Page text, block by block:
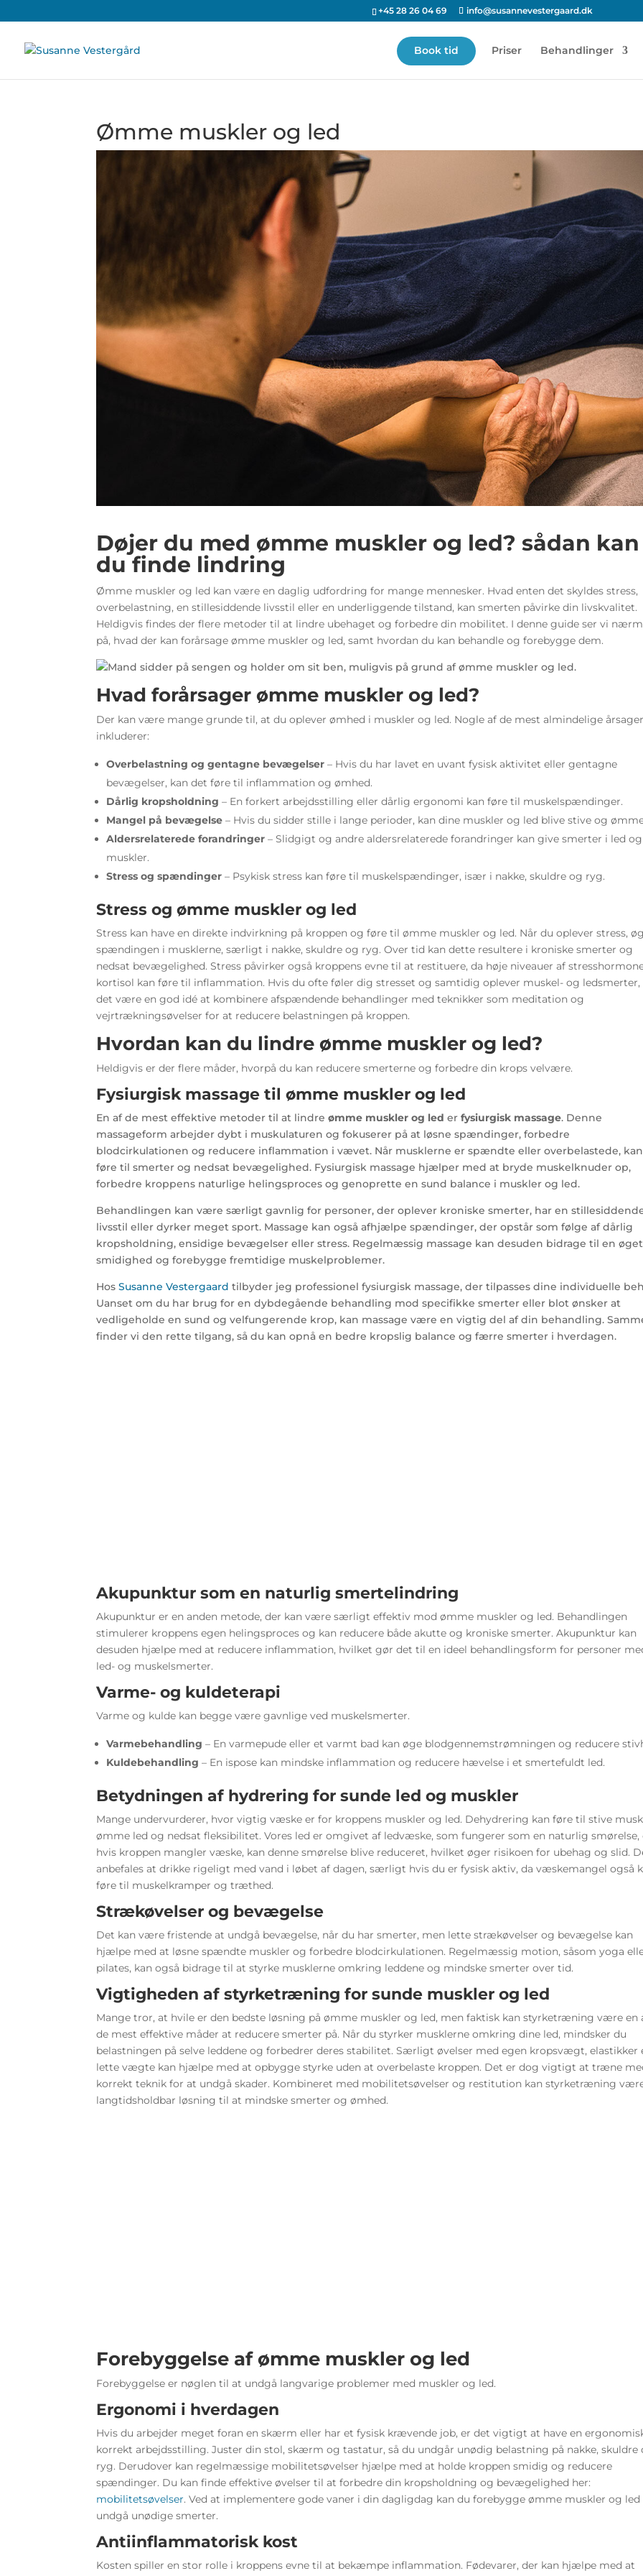
+45 28 26 04 69 info@susannevestergaard.dk
Book tid Priser Behandlinger
Ømme muskler og led
Døjer du med ømme muskler og led? sådan kan
du finde lindring
Ømme muskler og led kan være en daglig udfordring for mange mennesker. Hvad enten det skyldes stress,
overbelastning, en stillesiddende livsstil eller en underliggende tilstand, kan smerten påvirke din livskvalitet.
Heldigvis findes der flere metoder til at lindre ubehaget og forbedre din mobilitet. I denne guide ser vi
på, hvad der kan forårsage ømme muskler og led, samt hvordan du kan behandle og forebygge dem.
Hvad forårsager ømme muskler og led?
Der kan være mange grunde til, at du oplever ømhed i muskler og led. Nogle af de mest almindelige
inkluderer:
Overbelastning og gentagne bevægelser – Hvis du har lavet en uvant fysisk aktivitet eller gentagne
bevægelser, kan det føre til inflammation og ømhed.
Dårlig kropsholdning – En forkert arbejdsstilling eller dårlig ergonomi kan føre til muskelspændinger.
Mangel på bevægelse – Hvis du sidder stille i lange perioder, kan dine muskler og led blive stive og
Aldersrelaterede forandringer – Slidgigt og andre aldersrelaterede forandringer kan give smerter i led og
muskler.
Stress og spændinger – Psykisk stress kan føre til muskelspændinger, især i nakke, skuldre og ryg.
Stress og ømme muskler og led
Stress kan have en direkte indvirkning på kroppen og føre til ømme muskler og led. Når du oplever stress,
spændingen i musklerne, særligt i nakke, skuldre og ryg. Over tid kan dette resultere i kroniske smerter og
nedsat bevægelighed. Stress påvirker også kroppens evne til at restituere, da høje niveauer af
kortisol kan føre til inflammation. Hvis du ofte føler dig stresset og samtidig oplever muskel- og ledsmerter,
det være en god idé at kombinere afspændende behandlinger med teknikker som meditation og
vejrtrækningsøvelser for at reducere belastningen på kroppen.
Hvordan kan du lindre ømme muskler og led?
Heldigvis er der flere måder, hvorpå du kan reducere smerterne og forbedre din krops velvære.
Fysiurgisk massage til ømme muskler og led
En af de mest effektive metoder til at lindreømme muskler og led erfysiurgisk massage. Denne
massageform arbejder dybt i muskulaturen og fokuserer på at løsne spændinger, forbedre
blodcirkulationen og reducere inflammation i vævet. Når musklerne er spændte eller overbelastede,
føre til smerter og nedsat bevægelighed. Fysiurgisk massage hjælper med at bryde muskelknuder op,
forbedre kroppens naturlige helingsproces og genoprette en sund balance i muskler og led.
Behandlingen kan være særligt gavnlig for personer, der oplever kroniske smerter, har en
livsstil eller dyrker meget sport. Massage kan også afhjælpe spændinger, der opstår som følge af dårlig
kropsholdning, ensidige bevægelser eller stress. Regelmæssig massage kan desuden bidrage til en øget
smidighed og forebygge fremtidige muskelproblemer.
HosSusanne Vestergaard tilbyder jeg professionel fysiurgisk massage, der tilpasses dine individuelle
Uanset om du har brug for en dybdegående behandling mod specifikke smerter eller blot ønsker at
vedligeholde en sund og velfungerende krop, kan massage være en vigtig del af din behandling.
finder vi den rette tilgang, så du kan opnå en bedre kropslig balance og færre smerter i hverdagen.
Akupunktur som en naturlig smertelindring
Akupunktur er en anden metode, der kan være særligt effektiv mod ømme muskler og led. Behandlingen
stimulerer kroppens egen helingsproces og kan reducere både akutte og kroniske smerter. Akupunktur kan
desuden hjælpe med at reducere inflammation, hvilket gør det til en ideel behandlingsform for personer
led- og muskelsmerter.
Varme- og kuldeterapi
Varme og kulde kan begge være gavnlige ved muskelsmerter.
Varmebehandling – En varmepude eller et varmt bad kan øge blodgennemstrømningen og reducere
Kuldebehandling – En ispose kan mindske inflammation og reducere hævelse i et smertefuldt led.
Betydningen af hydrering for sunde led og muskler
Mange undervurderer, hvor vigtig væske er for kroppens muskler og led. Dehydrering kan føre til stive
ømme led og nedsat fleksibilitet. Vores led er omgivet af ledvæske, som fungerer som en naturlig smørelse,
hvis kroppen mangler væske, kan denne smørelse blive reduceret, hvilket øger risikoen for ubehag og slid.
anbefales at drikke rigeligt med vand i løbet af dagen, særligt hvis du er fysisk aktiv, da væskemangel også
føre til muskelkramper og træthed.
Strækøvelser og bevægelse
Det kan være fristende at undgå bevægelse, når du har smerter, men lette strækøvelser og bevægelse kan
hjælpe med at løsne spændte muskler og forbedre blodcirkulationen. Regelmæssig motion, såsom yoga
pilates, kan også bidrage til at styrke musklerne omkring leddene og mindske smerter over tid.
Vigtigheden af styrketræning for sunde muskler og led
Mange tror, at hvile er den bedste løsning på ømme muskler og led, men faktisk kan styrketræning være en
de mest effektive måder at reducere smerter på. Når du styrker musklerne omkring dine led, mindsker du
belastningen på selve leddene og forbedrer deres stabilitet. Særligt øvelser med egen kropsvægt, elastikker
lette vægte kan hjælpe med at opbygge styrke uden at overbelaste kroppen. Det er dog vigtigt at træne
korrekt teknik for at undgå skader. Kombineret med mobilitetsøvelser og restitution kan styrketræning
langtidsholdbar løsning til at mindske smerter og ømhed.
Forebyggelse af ømme muskler og led
Forebyggelse er nøglen til at undgå langvarige problemer med muskler og led.
Ergonomi i hverdagen
Hvis du arbejder meget foran en skærm eller har et fysisk krævende job, er det vigtigt at have en
korrekt arbejdsstilling. Juster din stol, skærm og tastatur, så du undgår unødig belastning på nakke, skuldre
ryg. Derudover kan regelmæssige mobilitetsøvelser hjælpe med at holde kroppen smidig og reducere
spændinger. Du kan finde effektive øvelser til at forbedre din kropsholdning og bevægelighed her:
mobilitetsøvelser. Ved at implementere gode vaner i din dagligdag kan du forebygge ømme muskler og
undgå unødige smerter.
Antiinflammatorisk kost
Kosten spiller en stor rolle i kroppens evne til at bekæmpe inflammation. Fødevarer, der kan hjælpe med at